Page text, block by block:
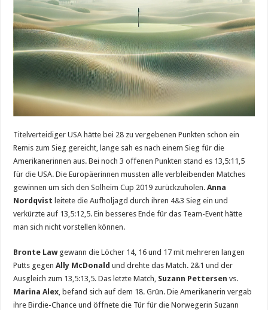
Titelverteidiger USA hätte bei 28 zu vergebenen Punkten schon ein
Remis zum Sieg gereicht, lange sah es nach einem Sieg für die
Amerikanerinnen aus. Bei noch 3 offenen Punkten stand es 13,5:11,5
für die USA. Die Europäerinnen mussten alle verbleibenden Matches
gewinnen um sich den Solheim Cup 2019 zurückzuholen.Anna
Nordqvist leitete die Aufholjagd durch ihren 4&3 Sieg ein und
verkürzte auf 13,5:12,5. Ein besseres Ende für das Team-Event hätte
man sich nicht vorstellen können.
Bronte Law gewann die Löcher 14, 16 und 17 mit mehreren langen
Putts gegenAlly McDonald und drehte das Match. 2&1 und der
Ausgleich zum 13,5:13,5. Das letzte Match, Suzann Pettersen vs.
Marina Alex , befand sich auf dem 18. Grün. Die Amerikanerin vergab
ihre Birdie-Chance und öffnete die Tür für die Norwegerin Suzann